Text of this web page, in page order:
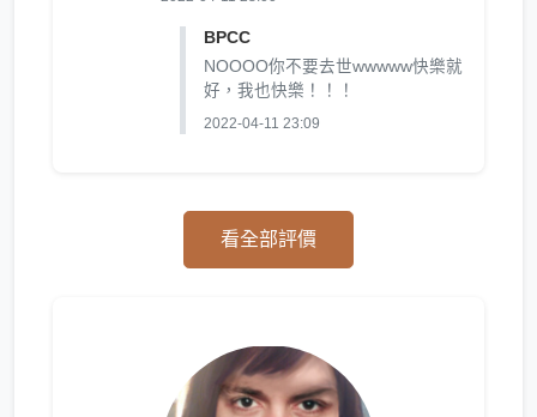
BPCC
NOOOO你不要去世wwwww快樂就
好，我也快樂！！！
2022-04-11 23:09
看全部評價